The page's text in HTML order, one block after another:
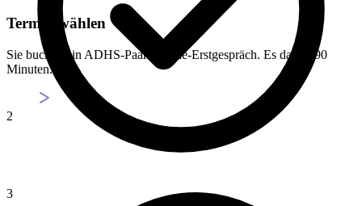
3
Termin wählen
Sie buchen ein ADHS-Paartherapie-Erstgespräch. Es dauert 90
Minuten.
2